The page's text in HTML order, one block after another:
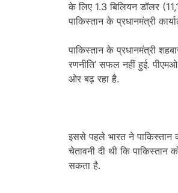
के लिए 1.3 बिलियन डॉलर
पाकिस्तान के प्रधानमंत्री
पाकिस्तान के प्रधानमंत्री
रणनीति’ सफल नहीं हुई.
ओर बढ़ रहा है.
इससे पहले भारत ने पाकिस्तान
चेतावनी दी थी कि
सकता है.